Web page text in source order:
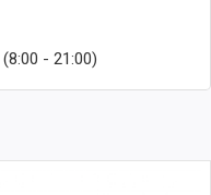
(8:00 - 21:00)